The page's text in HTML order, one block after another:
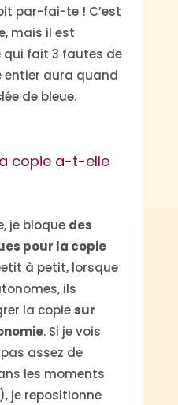
par-fai-te ! C’est
mais il est
qui fait 3 fautes de
entier aura quand
de bleue.
copie a-t-elle
je bloque des
pour la copie
à petit, lorsque
ils
la copie sur
. Si je vois
assez de
les moments
je repositionne